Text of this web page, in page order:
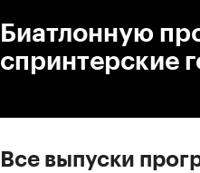
Биатлонную
спринтерские
Все выпуски